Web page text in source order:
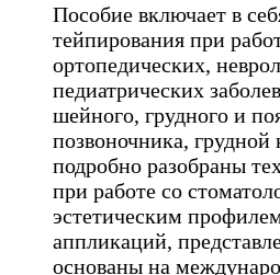
Пособие включает в
тейпирования при
ортопедических,
педиатрических
шейного, грудного и
позвоночника, грудной
подробно разобраны
при работе со
эстетическим
аппликаций,
основаны на